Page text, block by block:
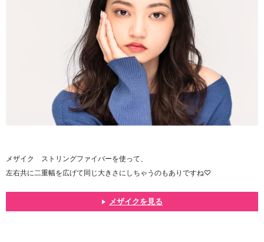
メザイク ストリングファイバーを使って、
左右共に二重幅を広げて同じ大きさにしちゃうのもありですね♡
メザイクを見る